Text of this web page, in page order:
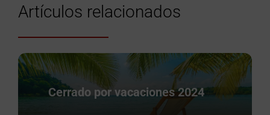
Artículos relacionados
Cerrado por vacaciones 2024